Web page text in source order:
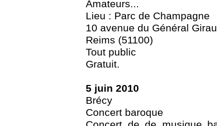
Amateurs...
Lieu : Parc de Champagne
10 avenue du Général
Reims (51100)
Tout public
Gratuit.
5 juin 2010
Brécy
Concert baroque